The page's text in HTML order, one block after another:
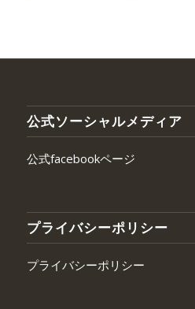
公式ソーシャルメディア
公式facebookページ
プライバシーポリシー
プライバシーポリシー